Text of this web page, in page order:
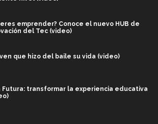
emprender? Conoce el nuevo HUB de
del Tec (video)
que hizo del baile su vida (video)
Futura: transformar la experiencia educativa